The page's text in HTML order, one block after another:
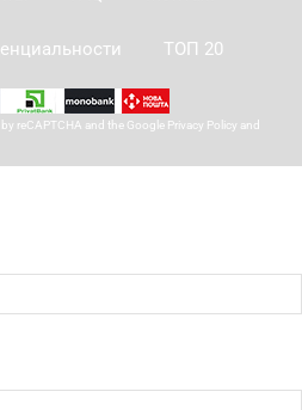
ТОП 20
reCAPTCHA and the Google Privacy Policy and